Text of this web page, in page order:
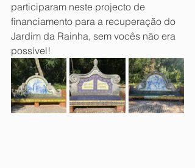
participaram neste projecto de
financiamento para a recuperação do
Jardim da Rainha, sem vocês não era
possível!